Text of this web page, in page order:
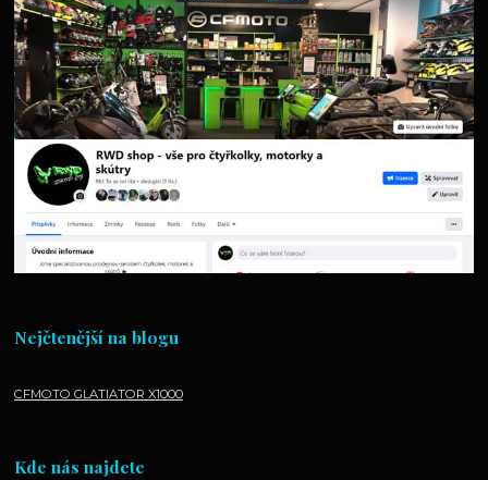
Nejčtenější na blogu
CFMOTO GLATIATOR X1000
Kde nás najdete